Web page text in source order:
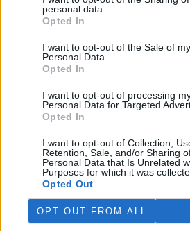
personal data.
Opted In
I want to opt-out of the Sale of my
Personal Data.
Opted In
I want to opt-out of processing
Personal Data for Targeted
Opted In
I want to opt-out of Collection,
Retention, Sale, and/or Sharing
Personal Data that Is Unrelated
Purposes for which it was
Opted Out
OPT OUT FROM ALL
poté,
jejich loď, která pronásledovala
Watsona jsou od té doby zadržováni v
palubě nebyl. Píše o tom agentura AFP s
policii.
Záchranná stanice v Praze
volně žijících zvířat
5.8.2026 17:40 | PRAHA (
Kvůli